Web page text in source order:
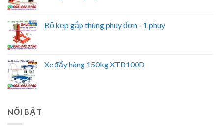
Bộ kẹp gắp thùng phuy đơn - 1 phuy
Xe đẩy hàng 150kg XTB100D
NỔI BẬT